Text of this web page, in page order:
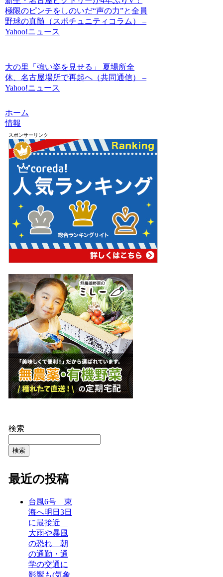
極限のピンチをしのいだ“声の力”と全員
野球の真髄（スポチュニティコラム） –
Yahoo!ニュース
大の里「強い姿を見せる」 夏場所全
休、名古屋場所で再起へ（共同通信） –
Yahoo!ニュース
ホーム
情報
スポンサーリンク
検索
検索
最近の投稿
台風6号 東
海へ明日3日
に最接近
大雨や暴風
の恐れ 朝
の通勤・通
学の交通に
影響も(気象